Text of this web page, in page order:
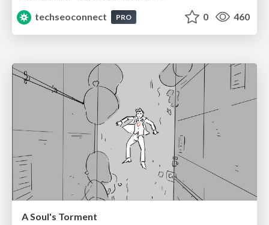
techseoconnect
PRO 0 460
A Soul's Torment